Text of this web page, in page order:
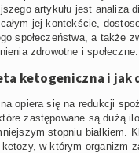
artykułu jest analiza
jej kontekście,
społeczeństwa, a także
zdrowotne i społeczne.
ketogeniczna i jak
opiera się na redukcji
zastępowane są dużą
stopniu białkiem.
ketozy, w którym organizm